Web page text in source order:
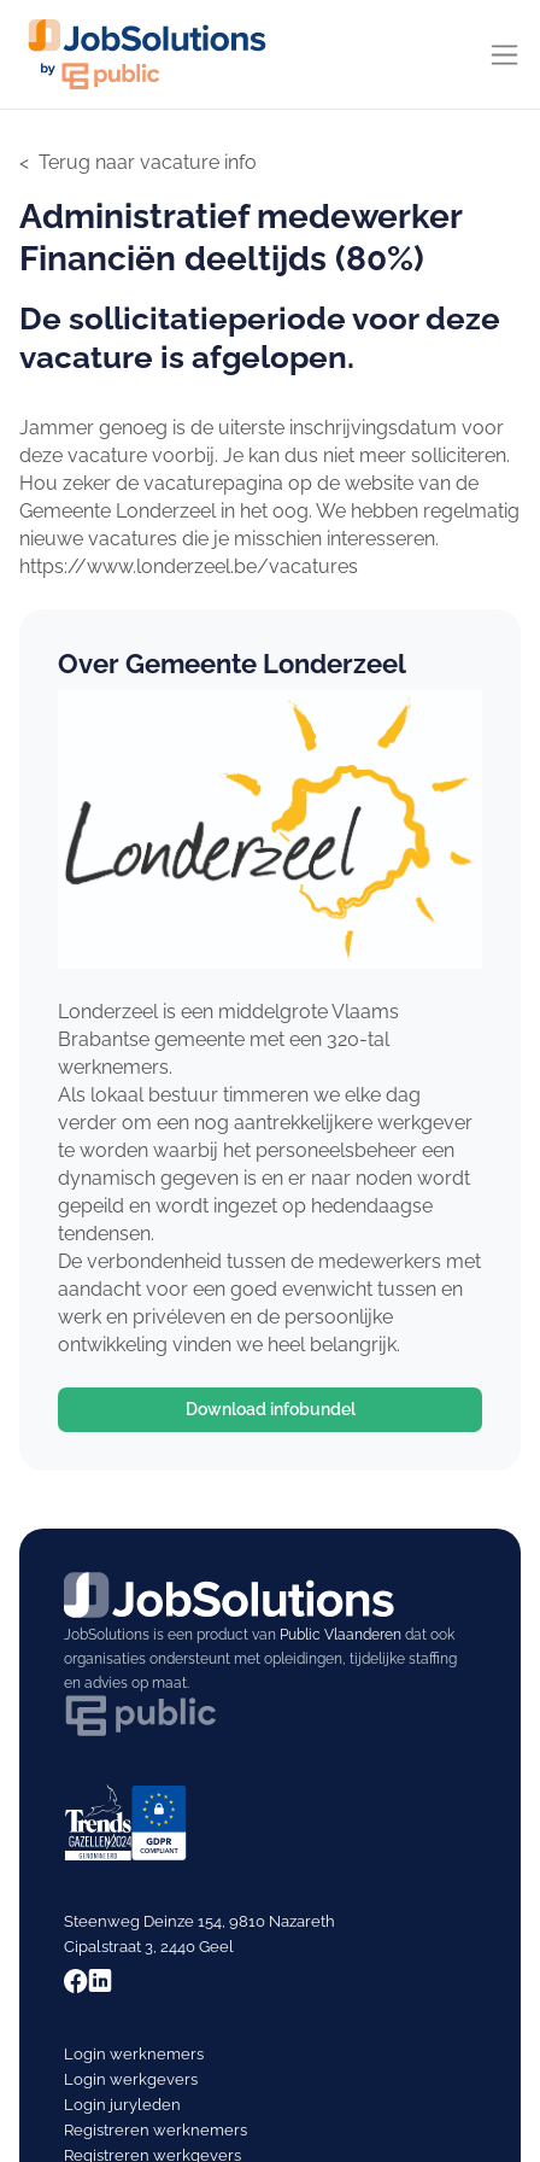
Terug naar vacature info
Administratief medewerker
Financiën deeltijds (80%)
De sollicitatieperiode voor deze
vacature is afgelopen.
Jammer genoeg is de uiterste inschrijvingsdatum voor
deze vacature voorbij. Je kan dus niet meer solliciteren.
Hou zeker de vacaturepagina op de website van de
Gemeente Londerzeel in het oog. We hebben regelmatig
nieuwe vacatures die je misschien interesseren.
https://www.londerzeel.be/vacatures
Over Gemeente Londerzeel
Londerzeel is een middelgrote Vlaams
Brabantse gemeente met een 320-tal
werknemers.
Als lokaal bestuur timmeren we elke dag
verder om een nog aantrekkelijkere werkgever
te worden waarbij het personeelsbeheer een
dynamisch gegeven is en er naar noden wordt
gepeild en wordt ingezet op hedendaagse
tendensen.
De verbondenheid tussen de medewerkers met
aandacht voor een goed evenwicht tussen en
werk en privéleven en de persoonlijke
ontwikkeling vinden we heel belangrijk.
Download infobundel
JobSolutions is een product van Public Vlaanderendat ook
organisaties ondersteunt met opleidingen, tijdelijke staffing
en advies op maat.
Steenweg Deinze 154, 9810 Nazareth
Cipalstraat 3, 2440 Geel
Login werknemers
Login werkgevers
Login juryleden
Registreren werknemers
Registreren werkgevers